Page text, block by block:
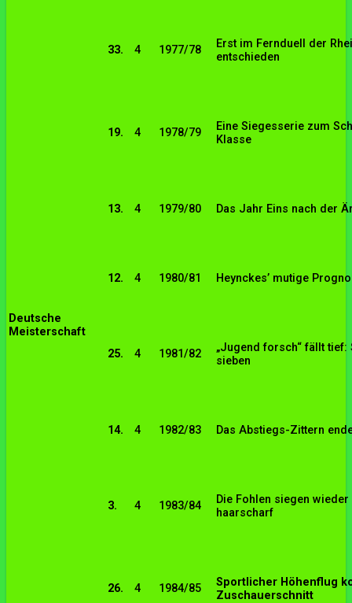
Deutsche
Meisterschaft
33. 4 1977/78
Erst im Fernduell der
entschieden
19. 4 1978/79
Eine Siegesserie zum
Klasse
13. 4 1979/80 Das Jahr Eins nach der
12. 4 1980/81 Heynckes’ mutige
25. 4 1981/82
„Jugend forsch“ fällt
sieben
14. 4 1982/83 Das Abstiegs-Zittern
3. 4 1983/84
Die Fohlen siegen
haarscharf
26. 4 1984/85
Sportlicher Höhenflug
Zuschauerschnitt